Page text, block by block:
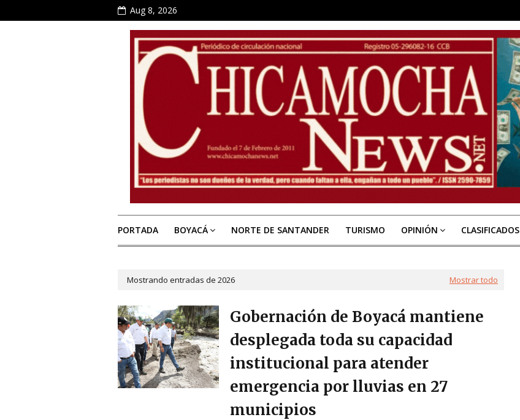
Aug 8, 2026
PORTADA BOYACÁ NORTE DE SANTANDER TURISMO OPINIÓN CLASIFICADOS
Mostrando entradas de 2026 Mostrar todo
Gobernación de Boyacá mantiene
desplegada toda su capacidad
institucional para atender
emergencia por lluvias en 27
municipios